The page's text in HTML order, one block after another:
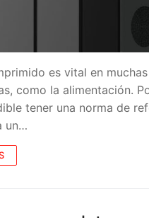
es vital en
como la alimentación.
tener una norma de
un…